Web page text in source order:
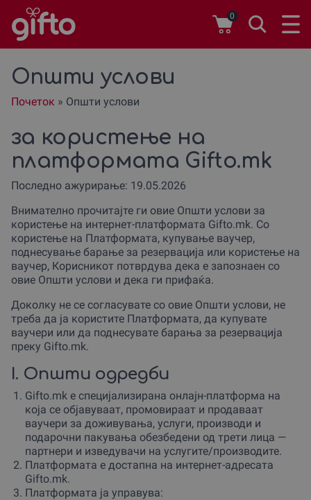
0
Општи услови
Почеток » Општи услови
за користење на
платформата Gifto.mk
Последно ажурирање: 19.05.2026
Внимателно прочитајте ги овие Општи услови за
користење на интернет-платформата Gifto.mk. Со
користење на Платформата, купување ваучер,
поднесување барање за резервација или користење на
ваучер, Корисникот потврдува дека е запознаен со
овие Општи услови и дека ги прифаќа.
Доколку не се согласувате со овие Општи услови, не
треба да ја користите Платформата, да купувате
ваучери или да поднесувате барања за резервација
преку Gifto.mk.
I. Општи одредби
Gifto.mk е специјализирана онлајн-платформа на
која се објавуваат, промовираат и продаваат
ваучери за доживувања, услуги, производи и
подарочни пакувања обезбедени од трети лица —
партнери и изведувачи на услугите/производите.
Платформата е достапна на интернет-адресата
Gifto.mk.
Платформата ја управува: